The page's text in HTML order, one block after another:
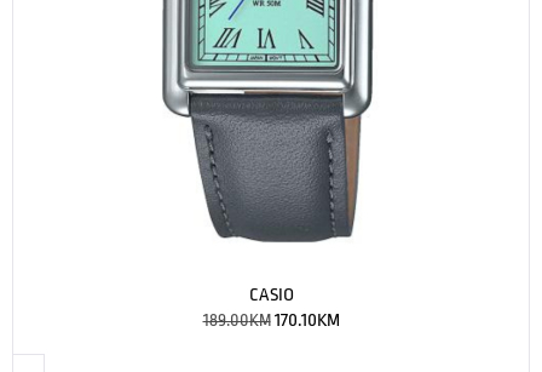
CASIO
189.00KM 170.10KM